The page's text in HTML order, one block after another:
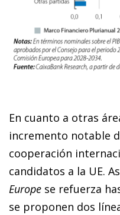
En cuanto a otras
incremento notable
cooperación
candidatos a la UE.
Europe se refuerza
se proponen dos